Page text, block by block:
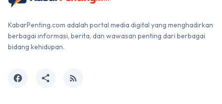
KabarPenting.com adalah portal media digital yang menghadirkan
berbagai informasi, berita, dan wawasan penting dari berbagai
bidang kehidupan.
facebook share rss_feed